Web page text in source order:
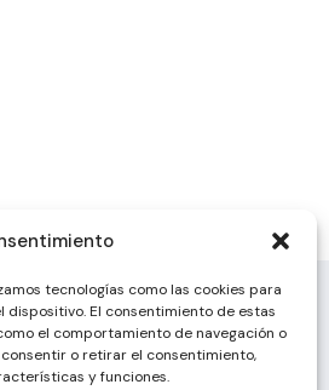
tecnologías como las cookies para
El consentimiento de estas
el comportamiento de navegación o
o retirar el consentimiento,
y funciones.